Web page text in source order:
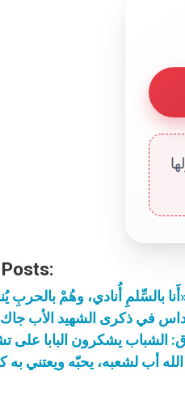
يُنادون»
في ذكرى الشهيد الأب
الشباب يشكرون البابا على
الله أب لشعبه، يحبّه ويعتني به